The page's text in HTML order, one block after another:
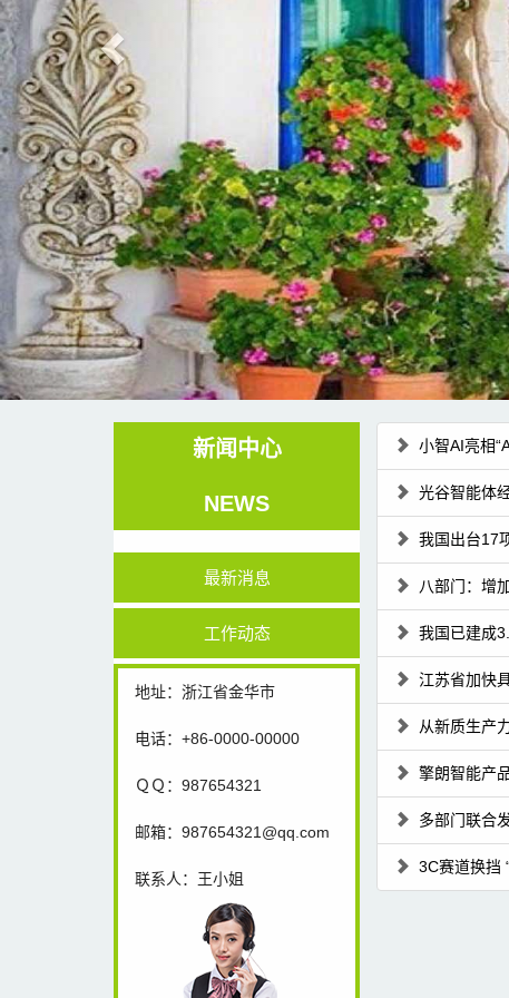
新闻中心
NEWS
最新消息
工作动态
地址：浙江省金华市
电话：+86-0000-00000
ＱＱ：987654321
邮箱：987654321@qq.com
联系人：王小姐
小智AI亮相
光谷智能体
我国出台17
八部门：增
我国已建成
江苏省加快
从新质生产
擎朗智能产
多部门联合
3C赛道换挡